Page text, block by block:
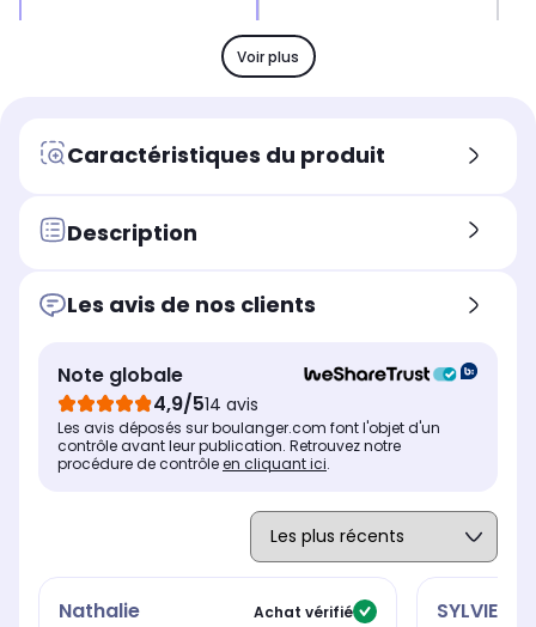
Type
Moule à madeleine
Nombre de moule(s)
12 moules
Type
Moule à muffin
Voir plus
Caractéristiques du produit
Description
Les avis de nos clients
Note globale
4,9/514 avis
Les avis déposés sur boulanger.com font l'objet d'un
contrôle avant leur publication. Retrouvez notre
procédure de contrôleen cliquant ici.
Nathalie Achat vérifié SYLVIE